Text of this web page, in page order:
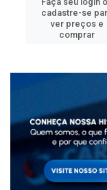
cadastre-se
ver preços e
comprar